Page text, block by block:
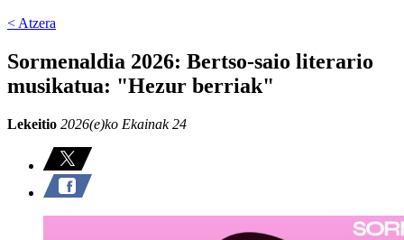
< Atzera
Sormenaldia 2026: Bertso-saio literario
musikatua: "Hezur berriak"
Lekeitio 2026(e)ko Ekainak 24